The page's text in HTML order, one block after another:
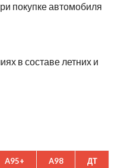
покупке автомобиля
в составе летних и
A95+ A98 ДТ